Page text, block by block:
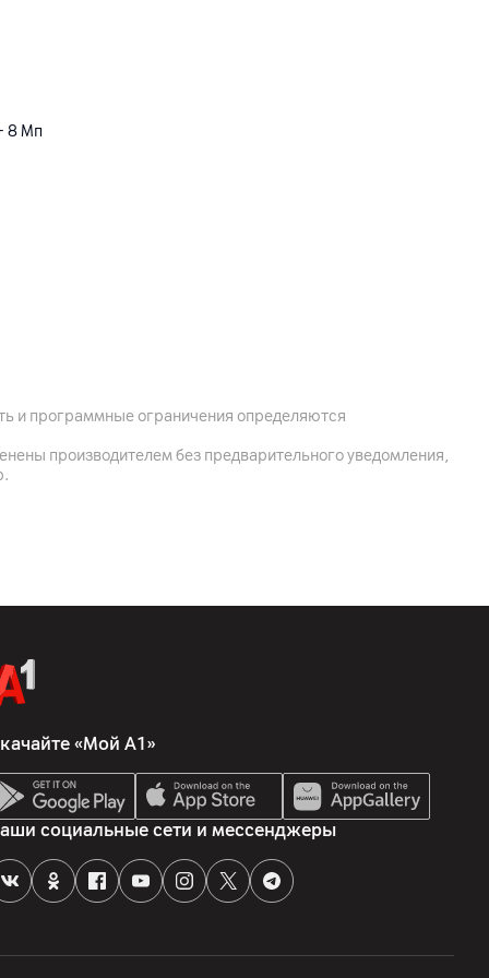
8 Мп
28/38/40/41/66//77/78
и программные ограничения определяются
производителем без предварительного уведомления,
«Мой А1»
социальные сети и мессенджеры